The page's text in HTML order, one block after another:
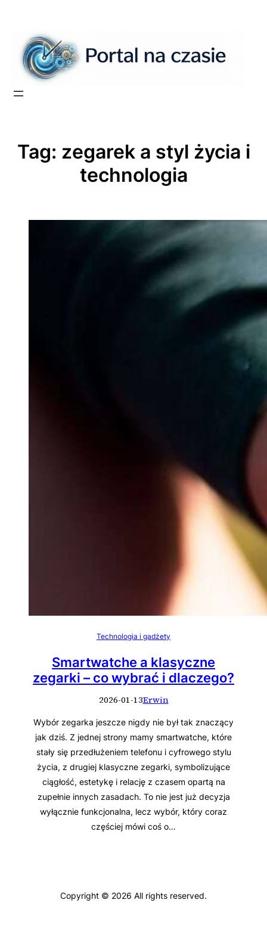
treści
Tag: zegarek a styl życia i
technologia
Technologia i gadżety
Smartwatche a klasyczne
zegarki – co wybrać i dlaczego?
2026-01-13Erwin
Wybór zegarka jeszcze nigdy nie był tak znaczący
jak dziś. Z jednej strony mamy smartwatche, które
stały się przedłużeniem telefonu i cyfrowego stylu
życia, z drugiej klasyczne zegarki, symbolizujące
ciągłość, estetykę i relację z czasem opartą na
zupełnie innych zasadach. To nie jest już decyzja
wyłącznie funkcjonalna, lecz wybór, który coraz
częściej mówi coś o…
Copyright © 2026 All rights reserved.